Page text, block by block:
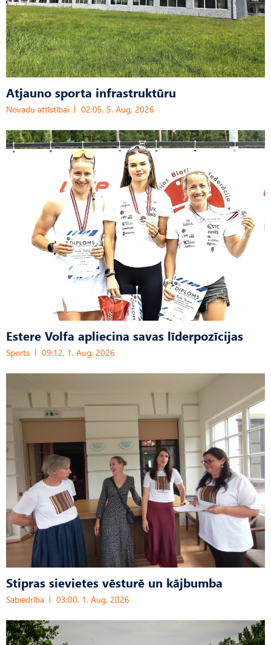
Atjauno sporta infrastruktūru
Novadu attīstībai 02:05, 5. Aug, 2026
Estere Volfa apliecina savas līderpozīcijas
Sports 09:12, 1. Aug, 2026
Stipras sievietes vēsturē un kājbumba
Sabiedrība 03:00, 1. Aug, 2026